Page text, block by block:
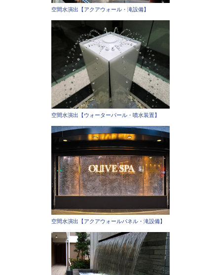
空間水演出【アクアウォール・滝設備】
空間水演出【ウォーターパール・噴水装置】
空間水演出【アクアウォールパネル・滝設備】